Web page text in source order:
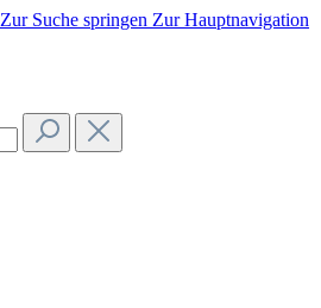
Zur Suche springen Zur Hauptnavigation